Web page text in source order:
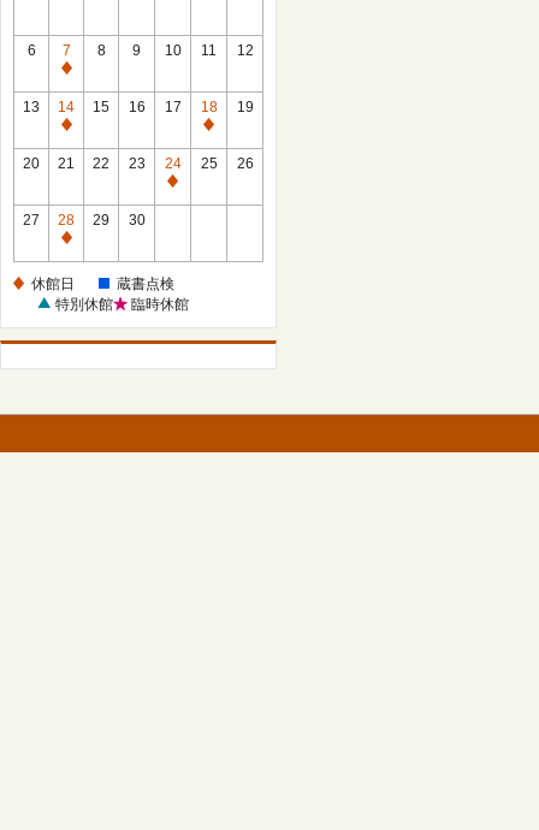
6
7
休
館
日
8 9 10 11 12
13
14
休
館
15 16 17
18
休
館
19
20 21 22 23
24
休
25 26
27
28
休
日
29 30
休館日
蔵書点検
特別休館
臨時休館